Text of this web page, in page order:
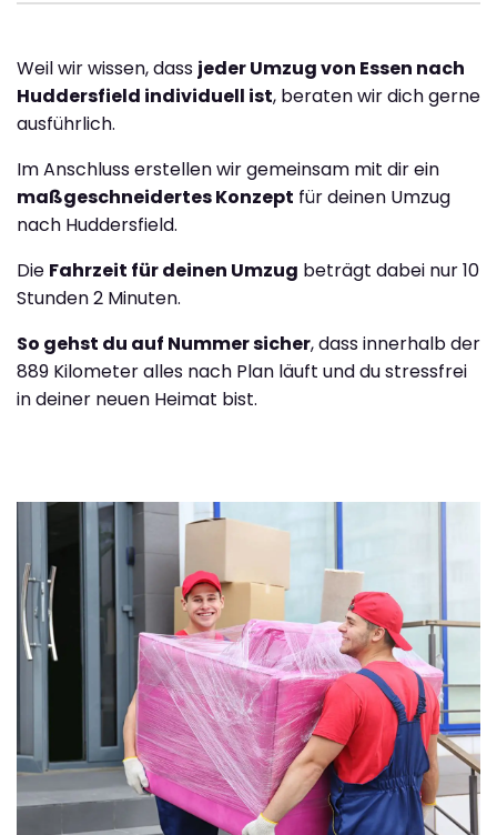
Weil wir wissen, dass jeder Umzug von Essen nach
Huddersfield individuell ist, beraten wir dich gerne
ausführlich.
Im Anschluss erstellen wir gemeinsam mit dir ein
maßgeschneidertes Konzept für deinen Umzug
nach Huddersfield.
Die Fahrzeit für deinen Umzug beträgt dabei nur 10
Stunden 2 Minuten.
So gehst du auf Nummer sicher, dass innerhalb der
889 Kilometer alles nach Plan läuft und du stressfrei
in deiner neuen Heimat bist.